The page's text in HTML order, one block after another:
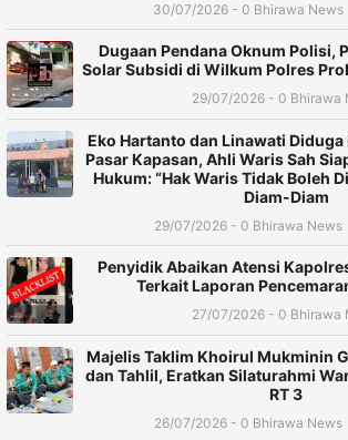
30/07/2026 - 0 Bhirawa News
Dugaan Pendana Oknum Polisi,
Solar Subsidi di Wilkum Polres
29/07/2026 - 0 Bhirawa
Eko Hartanto dan Linawati
Pasar Kapasan, Ahli Waris Sah
Hukum: “Hak Waris Tidak Boleh
Diam-Diam
29/07/2026 - 0 Bhirawa News
Penyidik Abaikan Atensi
Terkait Laporan
27/07/2026 - 0 Bhirawa
Majelis Taklim Khoirul Mukminin
dan Tahlil, Eratkan Silaturahmi
RT 3
26/07/2026 - 0 Bhirawa News